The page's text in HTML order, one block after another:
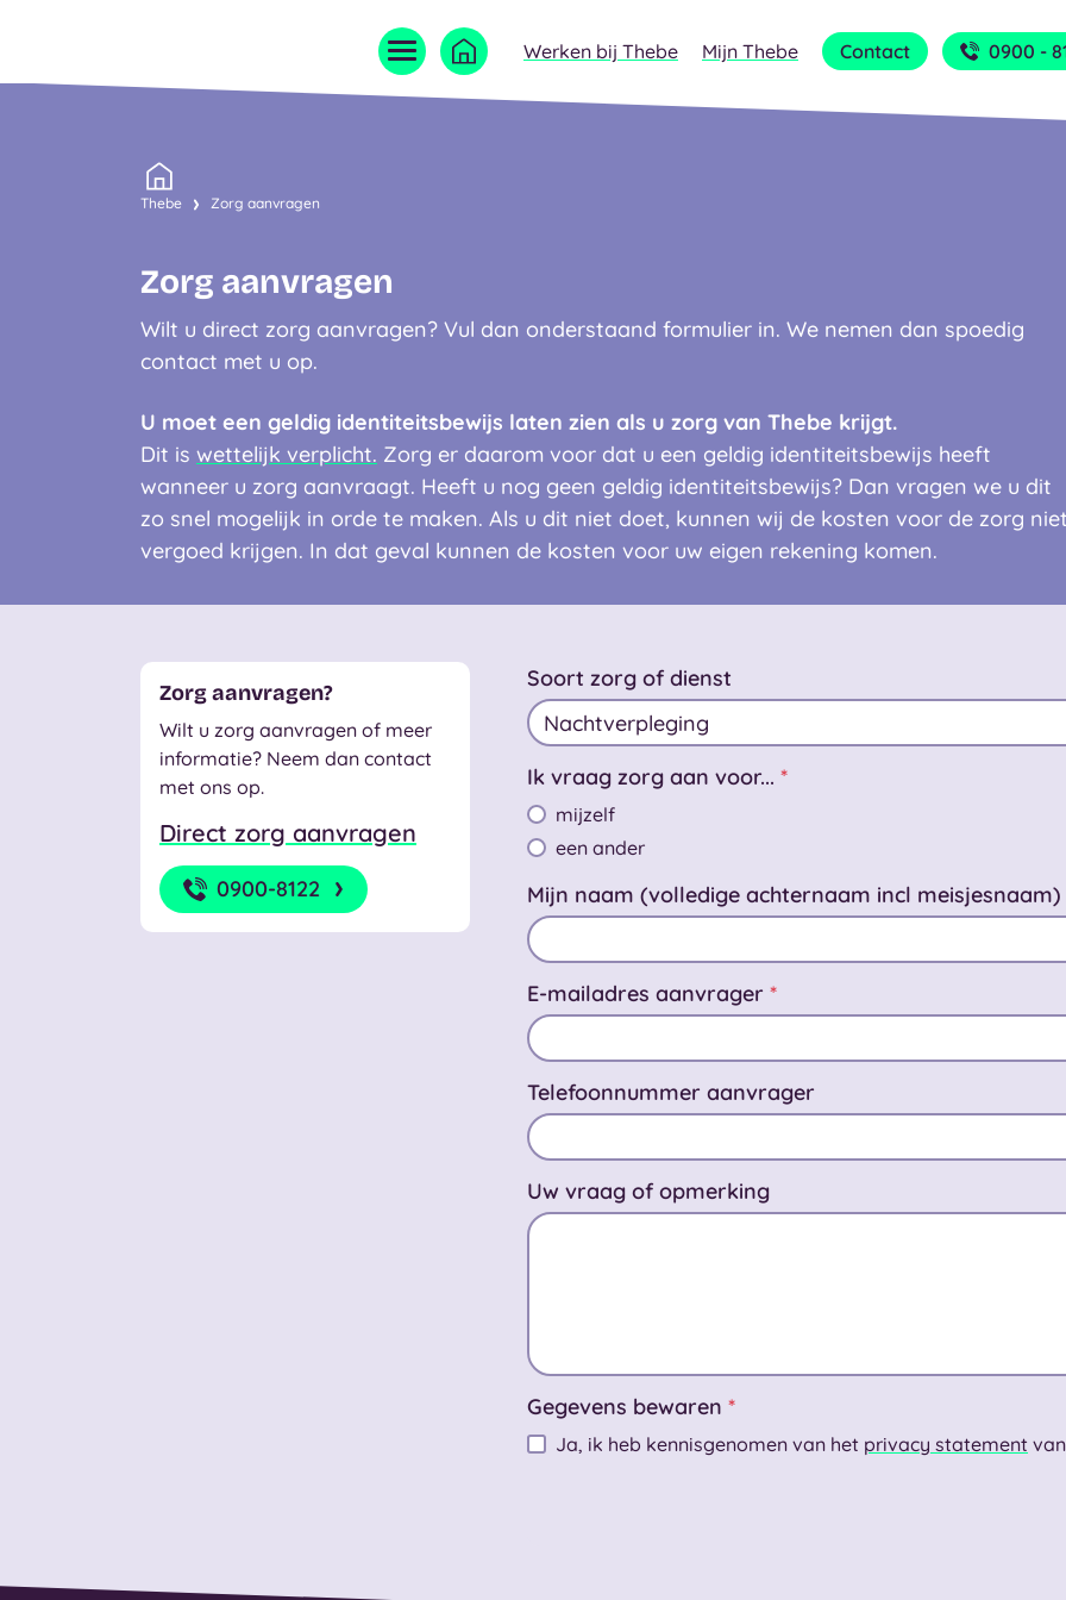
Home
Werken bij Thebe Mijn Thebe Contact 0900 -
Thebe Zorg aanvragen
Zorg aanvragen
Wilt u direct zorg aanvragen? Vul dan onderstaand formulier in. We nemen dan spoedig
contact met u op.
U moet een geldig identiteitsbewijs laten zien als u zorg van Thebe krijgt.
Dit is wettelijk verplicht. Zorg er daarom voor dat u een geldig identiteitsbewijs heeft
wanneer u zorg aanvraagt. Heeft u nog geen geldig identiteitsbewijs? Dan vragen we u dit
zo snel mogelijk in orde te maken. Als u dit niet doet, kunnen wij de kosten voor de zorg
vergoed krijgen. In dat geval kunnen de kosten voor uw eigen rekening komen.
Soort zorg of dienst
Ik vraag zorg aan voor... *
mijzelf
een ander
Mijn naam (volledige achternaam incl meisjesnaam)
E-mailadres aanvrager *
Telefoonnummer aanvrager
Uw vraag of opmerking
Gegevens bewaren *
Ja, ik heb kennisgenomen van het privacy statement
Zorg aanvragen?
Wilt u zorg aanvragen of meer
informatie? Neem dan contact
met ons op.
Direct zorg aanvragen
0900-8122